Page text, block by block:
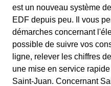
est un nouveau système
EDF depuis peu. Il vous
démarches concernant
possible de suivre vos
ligne, relever les chiffres
une mise en service
Saint-Juan. Concernant